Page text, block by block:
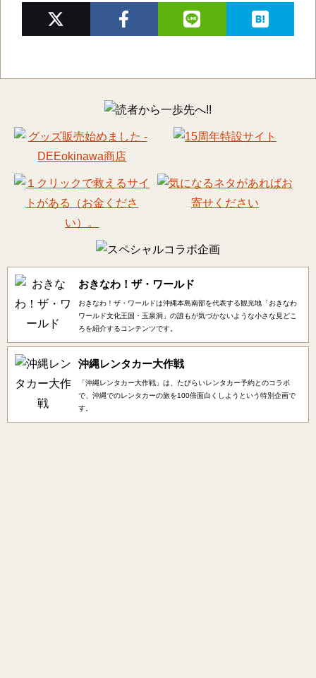
おきなわ！ザ・ワールド
おきなわ！ザ・ワールドは沖縄本島南部を代表する観光地「おきなわ
ワールド文化王国・玉泉洞」の誰もが気づかないような小さな見どこ
ろを紹介するコンテンツです。
沖縄レンタカー大作戦
「沖縄レンタカー大作戦」は、たびらいレンタカー予約とのコラボ
で、沖縄でのレンタカーの旅を100倍面白くしようという特別企画で
す。